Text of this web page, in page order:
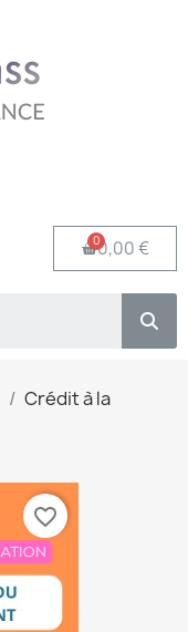
0,00 €
Crédit à la
favorite_border